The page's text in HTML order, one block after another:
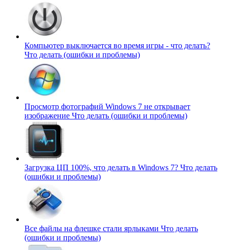
Компьютер выключается во время игры - что делать?
Что делать (ошибки и проблемы)
Просмотр фотографий Windows 7 не открывает
изображение Что делать (ошибки и проблемы)
Загрузка ЦП 100%, что делать в Windows 7? Что делать
(ошибки и проблемы)
Все файлы на флешке стали ярлыками Что делать
(ошибки и проблемы)